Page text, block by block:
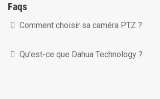
Faqs
Comment choisir sa caméra PTZ ?
Qu'est-ce que Dahua Technology ?